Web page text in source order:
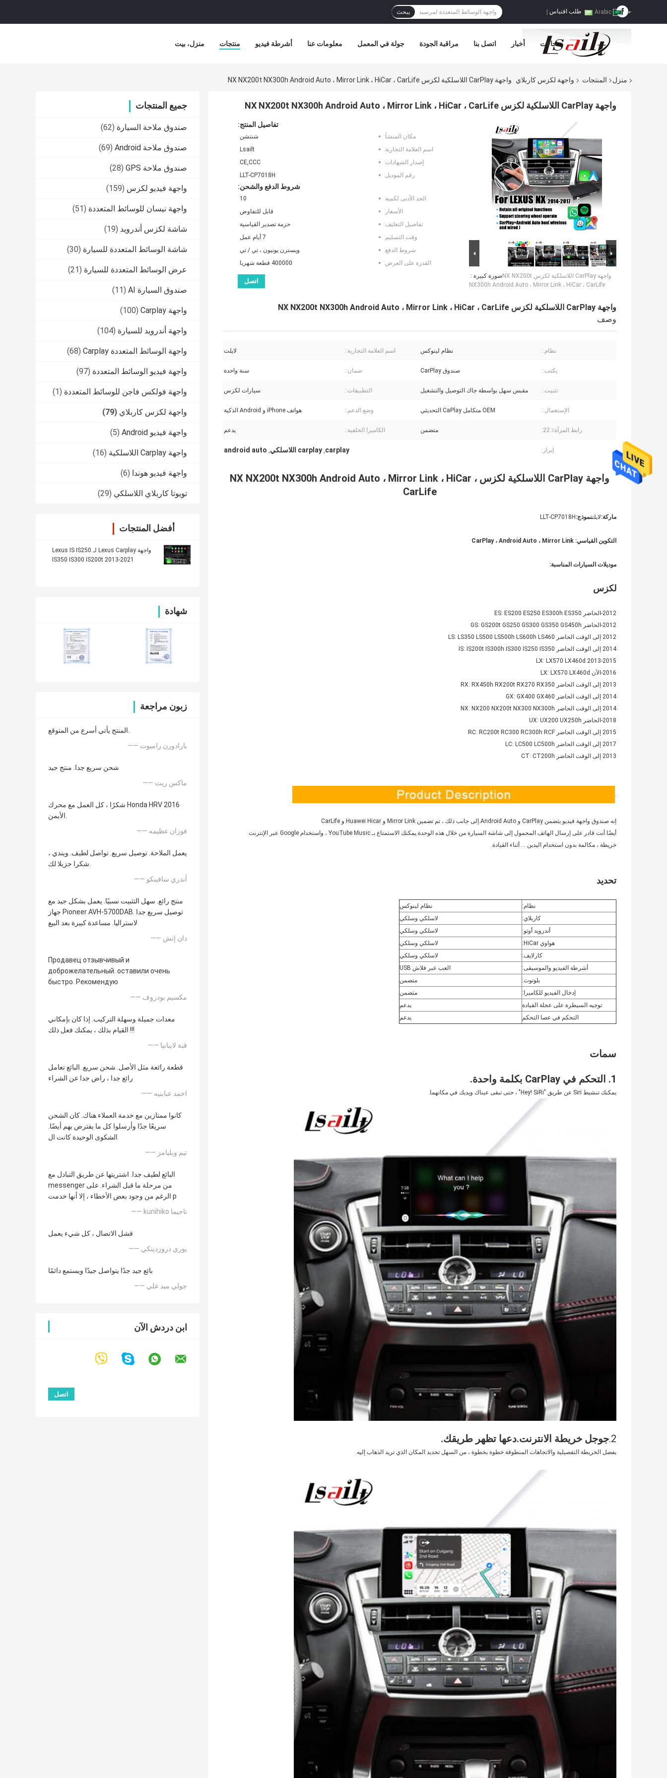
طلب اقتباس يبحث
منزل، بيت منتجات أشرطة فيديو معلومات عنا جولة في المعمل مراقبة الجودة اتصل بنا أخبار حالات
منزل المنتجات واجهة لكزس كاربلاي واجهة CarPlay اللاسلكية لكزس NX NX200t NX300h Android Auto ، Mirror Link ، HiCar ، CarLife
جميع المنتجات
صندوق ملاحة السيارة (62)
صندوق ملاحة Android (69)
صندوق ملاحة GPS (28)
واجهة فيديو لكزس (159)
واجهة نيسان للوسائط المتعددة (51)
شاشة لكزس أندرويد (19)
شاشة الوسائط المتعددة للسيارة (30)
عرض الوسائط المتعددة للسيارة (21)
صندوق السيارة AI (11)
واجهة Carplay (100)
واجهة أندرويد للسيارة (104)
واجهة الوسائط المتعددة Carplay (68)
واجهة فيديو الوسائط المتعددة (97)
واجهة فولكس فاجن للوسائط المتعددة (1)
واجهة لكزس كاربلاي (79)
واجهة فيديو Android (5)
واجهة Carplay اللاسلكية (16)
واجهة فيديو هوندا (6)
تويوتا كاربلاي اللاسلكي (29)
أفضل المنتجات
واجهة Lexus Carplay لـ Lexus IS IS250
IS350 IS300 IS200t 2013-2021
شهادة
زبون مراجعة
المنتج يأتي أسرع من المتوقع.
—— بارادورن رامبوت
شحن سريع جدا. منتج جيد
—— ماكس ريث
شكرًا ، كل العمل مع محرك Honda HRV 2016
الأيمن.
—— فوزان عظيمه
يعمل الملاحة. توصيل سريع. تواصل لطيف. ويندي ،
شكرا جزيلا لك.
—— أندري سافينكو
منتج رائع. سهل التثبيت نسبيًا. يعمل بشكل جيد مع
جهاز Pioneer AVH-5700DAB. توصيل سريع جدا
لاستراليا. مساعدة كبيرة بعد البيع
—— دان إتش
Продавец отзывчивый и
доброжелательный. оставили очень
быстро. Рекомендую
—— مكسيم بودروف
معدات جميلة وسهلة التركيب. إذا كان بإمكاني
القيام بذلك ، يمكنك فعل ذلك !!!
—— قبة لايبانيا
قطعة رائعة مثل الأصل. شحن سريع. البائع تعامل
رائع جدا ، راض جدا عن الشراء
—— احمد عبابنيه
كانوا ممتازين مع خدمة العملاء هناك. كان الشحن
سريعًا جدًا وأرسلوا كل ما يفترض بهم أيضًا.
الشكوى الوحيدة كانت ال
—— تيم ويليامز
البائع لطيف جدا. اشتريتها عن طريق التبادل مع
messenger من مرحلة ما قبل الشراء. على
الرغم من وجود بعض الأخطاء ، إلا أنها خدمت p
—— kunihiko تاجيما
فشل الاتصال ، كل شيء يعمل
—— يوري دروزديتكي
بائع جيد جدًا يتواصل جيدًا ويستمع دائمًا
—— جولي ميد علي
ابن دردش الآن
واجهة CarPlay اللاسلكية لكزس NX NX200t NX300h Android Auto ، Mirror Link ، HiCar ، CarLife
صورة كبيرة :واجهة CarPlay اللاسلكية لكزس NX NX200t
NX300h Android Auto ، Mirror Link ، HiCar ، CarLife
تفاصيل المنتج:
مكان المنشأ:
شنتشن
اسم العلامة التجارية:
Lsailt
إصدار الشهادات:
CE,CCC
رقم الموديل:
LLT-CP7018H
شروط الدفع والشحن:
الحد الأدنى لكمية:
10
الأسعار:
قابل للتفاوض
تفاصيل التغليف:
حزمة تصدير القياسية
وقت التسليم:
7 أيام عمل
شروط الدفع:
ويسترن يونيون ، تي / تي
القدرة على العرض:
400000 قطعة شهريا
اتصل
واجهة CarPlay اللاسلكية لكزس NX NX200t NX300h Android Auto ، Mirror Link ، HiCar ، CarLife
وصف
نظام:: نظام لينوكس اسم العلامة التجارية:: لايلت
يكتب:: صندوق CarPlay ضمان:: سنة واحدة
تثبيت:: مقبس سهل بواسطة جاك التوصيل والتشغيل التطبيقات:: سيارات لكزس
الإستعمال:: OEM متكامل CaPlay التحديثي وضع الدعم:: هواتف iPhone و Android الذكية
رابط المرآة٪ 22: متضمن الكاميرا الخلفية:: يدعم
إبراز: carplay
, carplay اللاسلكي ,
android auto
واجهة CarPlay اللاسلكية لكزس NX NX200t NX300h Android Auto ، Mirror Link ، HiCar ،
CarLife
ماركة:لايلتنموذج: LLT-CP7018H
التكوين القياسي: CarPlay ، Android Auto ، Mirror Link
موديلات السيارات المناسبة:
لكزس
2012-الحاضر ES: ES200 ES250 ES300h ES350
2012-الحاضر GS: GS200t GS250 GS300 GS350 GS450h
2012 إلى الوقت الحاضر LS: LS350 LS500 LS500h LS600h LS460
2014 إلى الوقت الحاضر IS: IS200t IS300h IS300 IS250 IS350
2013-2015 LX: LX570 LX460d
2016-الآن LX: LX570 LX460d
2013 إلى الوقت الحاضر RX: RX450h RX200t RX270 RX350
2014 إلى الوقت الحاضر GX: GX400 GX460
2014 إلى الوقت الحاضر NX: NX200 NX200t NX300 NX300h
2018-الحاضر UX: UX200 UX250h
2015 إلى الوقت الحاضر RC: RC200t RC300 RC300h RCF
2017 إلى الوقت الحاضر LC: LC500 LC500h
2013 إلى الوقت الحاضر CT: CT200h
.
إنه صندوق واجهة فيديو يتضمن CarPlay و Android Auto.إلى جانب ذلك ، تم تضمين Mirror Link و Huawei Hicar و CarLife
أيضًا.أنت قادر على إرسال الهاتف المحمول إلى شاشة السيارة من خلال هذه الوحدة.يمكنك الاستمتاع بـ YouTube Music ، واستخدام Google عبر الإنترنت
خريطة ، مكالمة بدون استخدام اليدين ... أثناء القيادة.
تحديد
نظام:
نظام لينوكس
كاربلاي:
لاسلكي وسلكي
أندرويد أوتو:
لاسلكي وسلكي
هواوي HiCar:
لاسلكي وسلكي
كارلايف:
لاسلكي وسلكي
أشرطة الفيديو والموسيقى:
العب عبر فلاش USB
بلوتوث:
متضمن
إدخال الفيديو للكاميرا:
متضمن
توجيه السيطرة على عجلة القيادة
يدعم
التحكم في عصا التحكم
يدعم
سمات
1. التحكم في CarPlay بكلمة واحدة.
يمكنك تنشيط Siri عن طريق "Hey! SiRi" ، حتى تبقى عيناك ويديك في مكانهما.
2. جوجل خريطة الانترنت.دعها تظهر طريقك.
بفضل الخريطة التفصيلية والاتجاهات المنطوقة خطوة بخطوة ، من السهل تحديد المكان الذي تريد الذهاب إليه.